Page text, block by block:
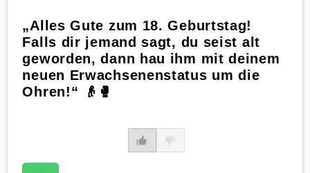
„Alles Gute zum 18. Geburtstag!
Falls dir jemand sagt, du seist alt
geworden, dann hau ihm mit deinem
neuen Erwachsenenstatus um die
Ohren!“ 👴🥊